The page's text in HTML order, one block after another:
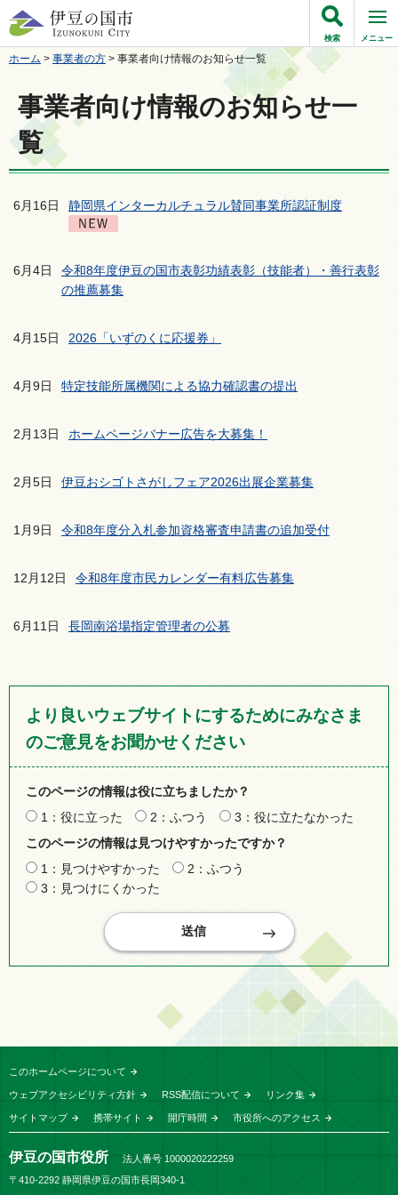
伊豆の国市
検索 メニュー
ホーム > 事業者の方 > 事業者向け情報のお知らせ一覧
事業者向け情報のお知らせ一
覧
6月16日 静岡県インターカルチュラル賛同事業所認証制度
6月4日
令和8年度伊豆の国市表彰功績表彰（技能者）・善行表彰
の推薦募集
4月15日 2026「いずのくに応援券」
4月9日 特定技能所属機関による協力確認書の提出
2月13日 ホームページバナー広告を大募集！
2月5日 伊豆おシゴトさがしフェア2026出展企業募集
1月9日 令和8年度分入札参加資格審査申請書の追加受付
12月12日 令和8年度市民カレンダー有料広告募集
6月11日 長岡南浴場指定管理者の公募
より良いウェブサイトにするためにみなさま
のご意見をお聞かせください
このページの情報は役に立ちましたか？
1：役に立った
2：ふつう
3：役に立たなかった
このページの情報は見つけやすかったですか？
1：見つけやすかった
2：ふつう
3：見つけにくかった
このホームページについて
ウェブアクセシビリティ方針 RSS配信について リンク集
サイトマップ 携帯サイト 開庁時間 市役所へのアクセス
伊豆の国市役所
法人番号 1000020222259
〒410-2292 静岡県伊豆の国市長岡340-1